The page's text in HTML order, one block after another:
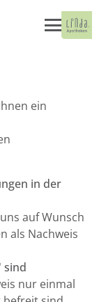
ein
in der
auf Wunsch
als Nachweis
sind
nur einmal